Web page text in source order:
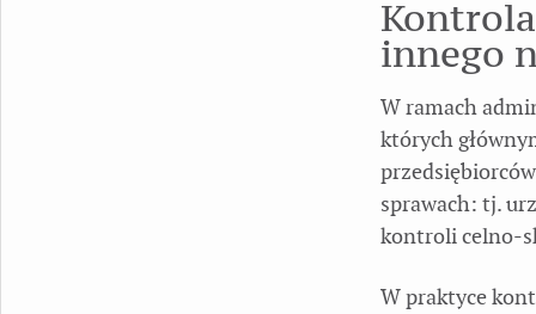
innego
W ramach
których
sprawach: tj.
kontroli celno-
W praktyce